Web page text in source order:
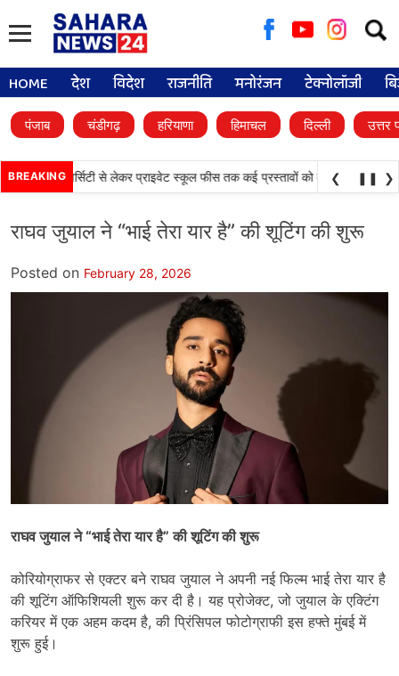
for:
HOME देश विदेश राजनीति मनोरंजन टेक्नोलॉजी
पंजाब चंडीगढ़ हरियाणा हिमाचल दिल्ली उत्तर
BREAKING
यूनिवर्सिटी से लेकर प्राइवेट स्कूल फीस तक कई प्रस्तावों को मंजूरी • पंजाब
❮ ❚❚ ❯
राघव जुयाल ने “भाई तेरा यार है” की शूटिंग की शुरू
Posted on February 28, 2026
राघव जुयाल ने “भाई तेरा यार है” की शूटिंग की शुरू
कोरियोग्राफर से एक्टर बने राघव जुयाल ने अपनी नई फिल्म भाई तेरा यार है
की शूटिंग ऑफिशियली शुरू कर दी है। यह प्रोजेक्ट, जो जुयाल के एक्टिंग
करियर में एक अहम कदम है, की प्रिंसिपल फोटोग्राफी इस हफ्ते मुंबई में
शुरू हुई।